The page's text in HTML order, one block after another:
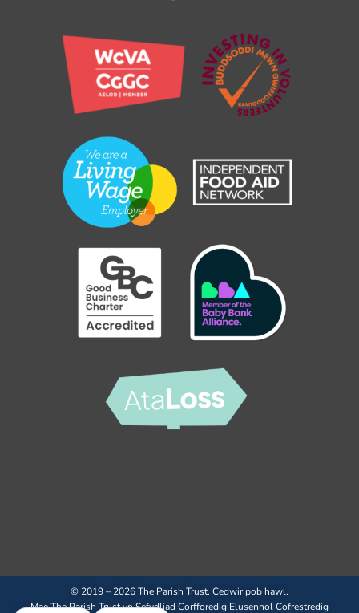
© 2019 – 2026 The Parish Trust. Cedwir pob hawl.
Mae The Parish Trust yn Sefydliad Corfforedig Elusennol Cofrestredig